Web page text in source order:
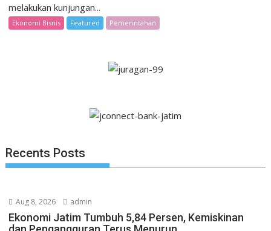
melakukan kunjungan...
Ekonomi Bisnis Featured Pemerintahan
Recents Posts
Aug 8, 2026 admin
Ekonomi Jatim Tumbuh 5,84 Persen, Kemiskinan